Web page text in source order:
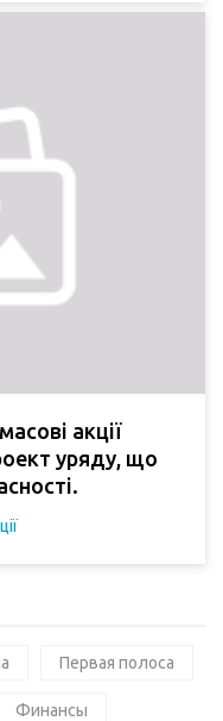
акції
уряду, що
Первая полоса
Финансы